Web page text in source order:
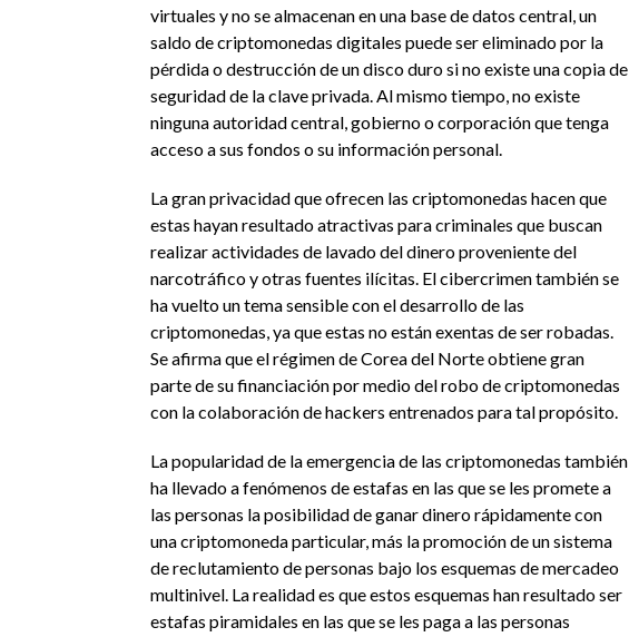
virtuales y no se almacenan en una base de datos central, un
saldo de criptomonedas digitales puede ser eliminado por la
pérdida o destrucción de un disco duro si no existe una copia de
seguridad de la clave privada. Al mismo tiempo, no existe
ninguna autoridad central, gobierno o corporación que tenga
acceso a sus fondos o su información personal.
La gran privacidad que ofrecen las criptomonedas hacen que
estas hayan resultado atractivas para criminales que buscan
realizar actividades de lavado del dinero proveniente del
narcotráfico y otras fuentes ilícitas. El cibercrimen también se
ha vuelto un tema sensible con el desarrollo de las
criptomonedas, ya que estas no están exentas de ser robadas.
Se afirma que el régimen de Corea del Norte obtiene gran
parte de su financiación por medio del robo de criptomonedas
con la colaboración de hackers entrenados para tal propósito.
La popularidad de la emergencia de las criptomonedas también
ha llevado a fenómenos de estafas en las que se les promete a
las personas la posibilidad de ganar dinero rápidamente con
una criptomoneda particular, más la promoción de un sistema
de reclutamiento de personas bajo los esquemas de mercadeo
multinivel. La realidad es que estos esquemas han resultado ser
estafas piramidales en las que se les paga a las personas